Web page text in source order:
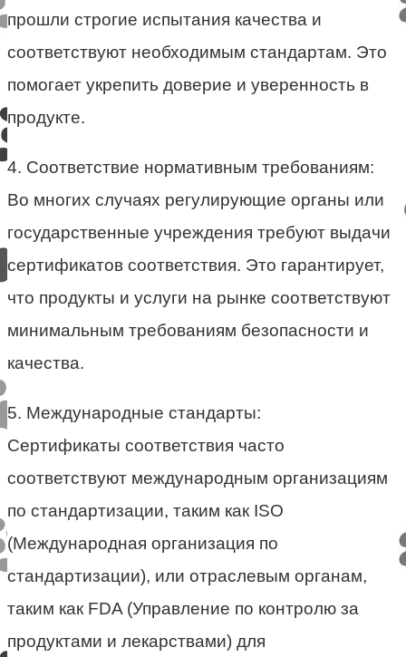
прошли строгие испытания качества и
соответствуют необходимым стандартам. Это
помогает укрепить доверие и уверенность в
продукте.
4. Соответствие нормативным требованиям:
Во многих случаях регулирующие органы или
государственные учреждения требуют выдачи
сертификатов соответствия. Это гарантирует,
что продукты и услуги на рынке соответствуют
минимальным требованиям безопасности и
качества.
5. Международные стандарты:
Сертификаты соответствия часто
соответствуют международным организациям
по стандартизации, таким как ISO
(Международная организация по
стандартизации), или отраслевым органам,
таким как FDA (Управление по контролю за
продуктами и лекарствами) для